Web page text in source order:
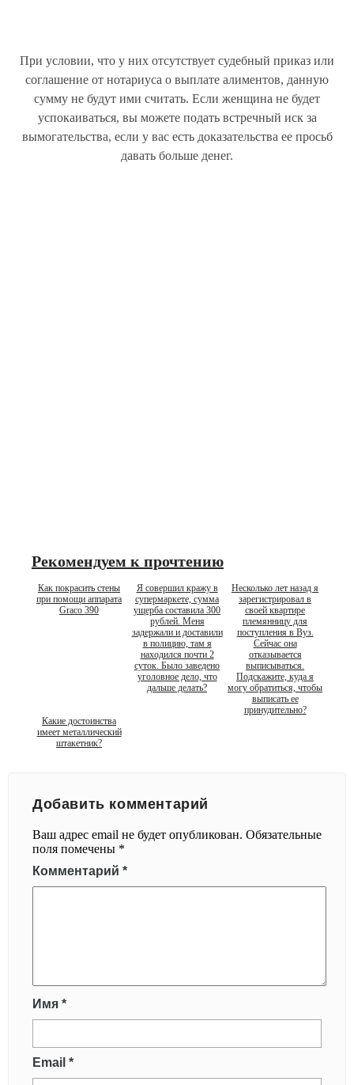
При условии, что у них отсутствует судебный приказ или
соглашение от нотариуса о выплате алиментов, данную
сумму не будут ими считать. Если женщина не будет
успокаиваться, вы можете подать встречный иск за
вымогательства, если у вас есть доказательства ее просьб
давать больше денег.
Рекомендуем к прочтению
Как покрасить стены
при помощи аппарата
Graco 390
Я совершил кражу в
супермаркете, сумма
ущерба составила 300
рублей. Меня
задержали и доставили
в полицию, там я
находился почти 2
суток. Было заведено
уголовное дело, что
дальше делать?
Несколько лет назад я
зарегистрировал в
своей квартире
племянницу для
поступления в Вуз.
Сейчас она
отказывается
выписываться.
Подскажите, куда я
могу обратиться, чтобы
выписать ее
принудительно?
Какие достоинства
имеет металлический
штакетник?
Добавить комментарий
Ваш адрес email не будет опубликован. Обязательные
поля помечены *
Комментарий *
Имя *
Email *